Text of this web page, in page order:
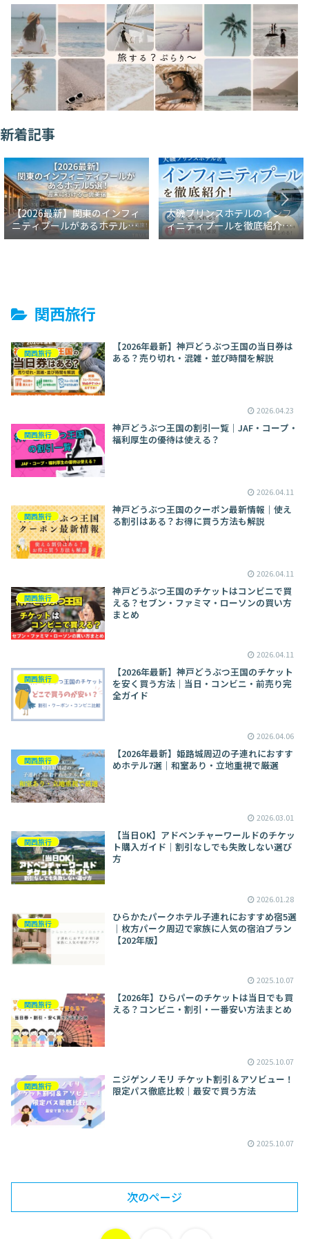
新着記事
【2026最新】関東のインフィ
ニティプールがあるホテル5
選！週末に行けるご褒美宿
大磯プリンスホテルのインフ
ィニティプールを徹底紹介！
冬でも入れる？水着事情も解
関西旅行
関西旅行
【2026年最新】神戸どうぶつ王国の当日券は
ある？売り切れ・混雑・並び時間を解説
2026.04.23
関西旅行
神戸どうぶつ王国の割引一覧｜JAF・コープ・
福利厚生の優待は使える？
2026.04.11
関西旅行
神戸どうぶつ王国のクーポン最新情報｜使え
る割引はある？お得に買う方法も解説
2026.04.11
関西旅行
神戸どうぶつ王国のチケットはコンビニで買
える？セブン・ファミマ・ローソンの買い方
まとめ
2026.04.11
関西旅行
【2026年最新】神戸どうぶつ王国のチケット
を安く買う方法｜当日・コンビニ・前売り完
全ガイド
2026.04.06
関西旅行
【2026年最新】姫路城周辺の子連れにおすす
めホテル7選｜和室あり・立地重視で厳選
2026.03.01
関西旅行
【当日OK】アドベンチャーワールドのチケッ
ト購入ガイド｜割引なしでも失敗しない選び
方
2026.01.28
関西旅行
ひらかたパークホテル子連れにおすすめ宿5選
｜枚方パーク周辺で家族に人気の宿泊プラン
【202年版】
2025.10.07
関西旅行
【2026年】ひらパーのチケットは当日でも買
える？コンビニ・割引・一番安い方法まとめ
2025.10.07
関西旅行
ニジゲンノモリ チケット割引＆アソビュー！
限定パス徹底比較｜最安で買う方法
2025.10.07
次のページ